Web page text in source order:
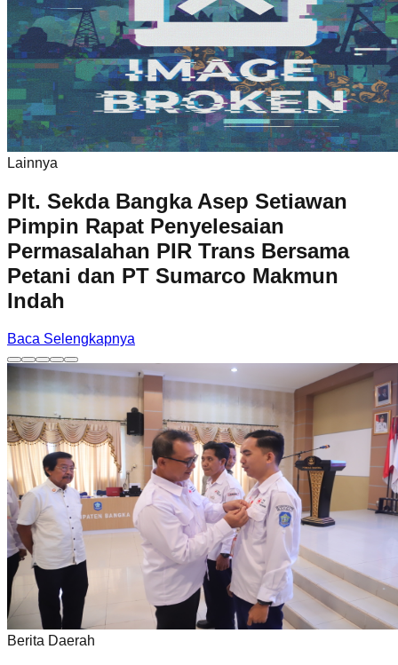
Lainnya
Plt. Sekda Bangka Asep Setiawan
Pimpin Rapat Penyelesaian
Permasalahan PIR Trans Bersama
Petani dan PT Sumarco Makmun
Indah
Baca Selengkapnya
Berita Daerah